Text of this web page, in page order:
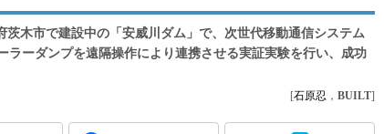
メンテナンス・レジリエンスOSAKA
2020
日本 ものづくりワールド 2020
IGAS2018
木市で建設中の「安威川ダム」で、次世代移動通信システム
ラーダンプを遠隔操作により連携させる実証実験を行い、成功
[石原忍 ， BUILT]